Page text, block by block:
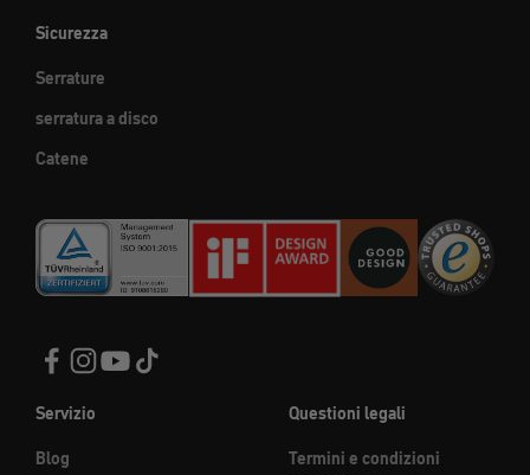
Sicurezza
Serrature
serratura a disco
Catene
Servizio
Blog
Questioni legali
Termini e condizioni